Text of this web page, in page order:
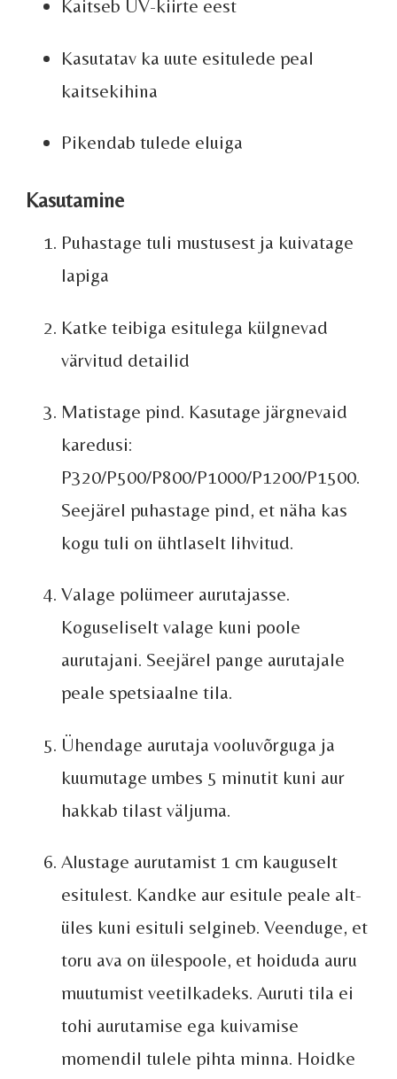
Kaitseb UV-kiirte eest
Kasutatav ka uute esitulede peal
kaitsekihina
Pikendab tulede eluiga
Kasutamine
Puhastage tuli mustusest ja kuivatage
lapiga
Katke teibiga esitulega külgnevad
värvitud detailid
Matistage pind. Kasutage järgnevaid
karedusi:
P320/P500/P800/P1000/P1200/P1500.
Seejärel puhastage pind, et näha kas
kogu tuli on ühtlaselt lihvitud.
Valage polümeer aurutajasse.
Koguseliselt valage kuni poole
aurutajani. Seejärel pange aurutajale
peale spetsiaalne tila.
Ühendage aurutaja vooluvõrguga ja
kuumutage umbes 5 minutit kuni aur
hakkab tilast väljuma.
Alustage aurutamist 1 cm kauguselt
esitulest. Kandke aur esitule peale alt-
üles kuni esituli selgineb. Veenduge, et
toru ava on ülespoole, et hoiduda auru
muutumist veetilkadeks. Auruti tila ei
tohi aurutamise ega kuivamise
momendil tulele pihta minna. Hoidke